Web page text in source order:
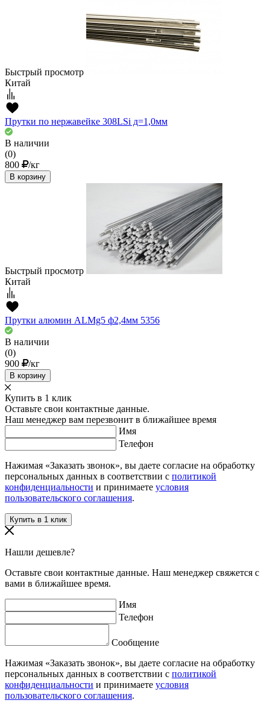
Быстрый просмотр
Китай
Прутки по нержавейке 308LSi д=1,0мм
В наличии
(0)
800
/кг
В корзину
Быстрый просмотр
Китай
Прутки алюмин ALMg5 ф2,4мм 5356
В наличии
(0)
900
/кг
В корзину
Купить в 1 клик
Оставьте свои контактные данные.
Наш менеджер вам перезвонит в ближайшее время
Имя
Телефон
Нажимая «Заказать звонок», вы даете согласие на обработку
персональных данных в соответствии с политикой
конфиденциальности и принимаете условия
пользовательского соглашения.
Нашли дешевле?
Оставьте свои контактные данные. Наш менеджер свяжется с
вами в ближайшее время.
Имя
Телефон
Сообщение
Нажимая «Заказать звонок», вы даете согласие на обработку
персональных данных в соответствии с политикой
конфиденциальности и принимаете условия
пользовательского соглашения.